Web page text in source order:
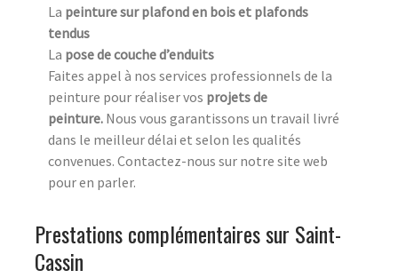
La peinture sur plafond en bois et plafonds
tendus
La pose de couche d’enduits
Faites appel à nos services professionnels de la
peinture pour réaliser vos projets de
peinture. Nous vous garantissons un travail livré
dans le meilleur délai et selon les qualités
convenues. Contactez-nous sur notre site web
pour en parler.
Prestations complémentaires sur Saint-
Cassin